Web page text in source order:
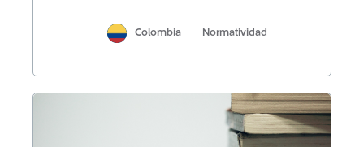
Colombia Normatividad